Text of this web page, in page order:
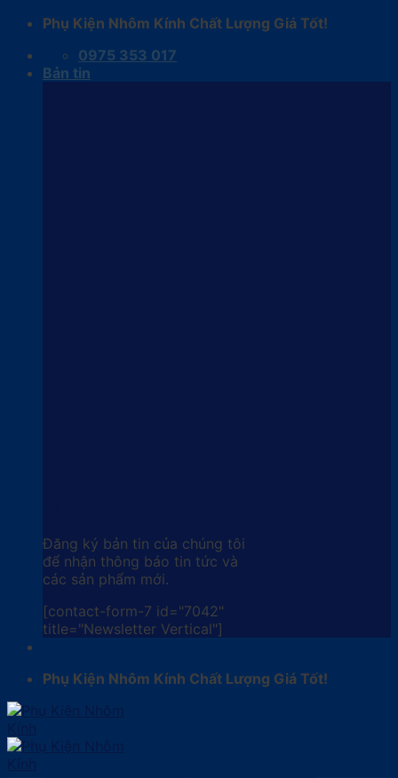
Skip
content
Phụ Kiện Nhôm Kính Chất Lượng Giá Tốt!
0975 353 017
Bản tin
Đăng ký bản tin của chúng tôi
để nhận thông báo tin tức và
các sản phẩm mới.
[contact-form-7 id="7042"
title="Newsletter Vertical"]
Phụ Kiện Nhôm Kính Chất Lượng Giá Tốt!